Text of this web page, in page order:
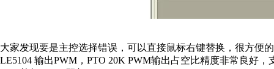
大家发现要是主控选择错误，可以直接鼠标右键替换，很方便的
LE5104 输出PWM，PTO 20K PWM输出占空比精度非常良好，